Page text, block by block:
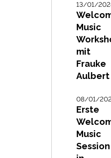
13/01/
Music
mit
Frauke
Aulbert
08/01/
Erste
Music
Session